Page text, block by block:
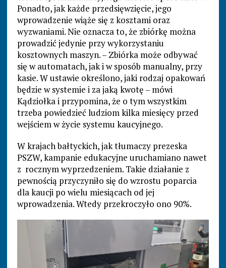
Ponadto, jak każde przedsięwzięcie, jego
wprowadzenie wiąże się z kosztami oraz
wyzwaniami. Nie oznacza to, że zbiórkę można
prowadzić jedynie przy wykorzystaniu
kosztownych maszyn. – Zbiórka może odbywać
się w automatach, jak i w sposób manualny, przy
kasie. W ustawie określono, jaki rodzaj opakowań
będzie w systemie i za jaką kwotę – mówi
Kądziołka i przypomina, że o tym wszystkim
trzeba powiedzieć ludziom kilka miesięcy przed
wejściem w życie systemu kaucyjnego.
W krajach bałtyckich, jak tłumaczy prezeska
PSZW, kampanie edukacyjne uruchamiano nawet
z rocznym wyprzedzeniem. Takie działanie z
pewnością przyczyniło się do wzrostu poparcia
dla kaucji po wielu miesiącach od jej
wprowadzenia. Wtedy przekroczyło ono 90%.